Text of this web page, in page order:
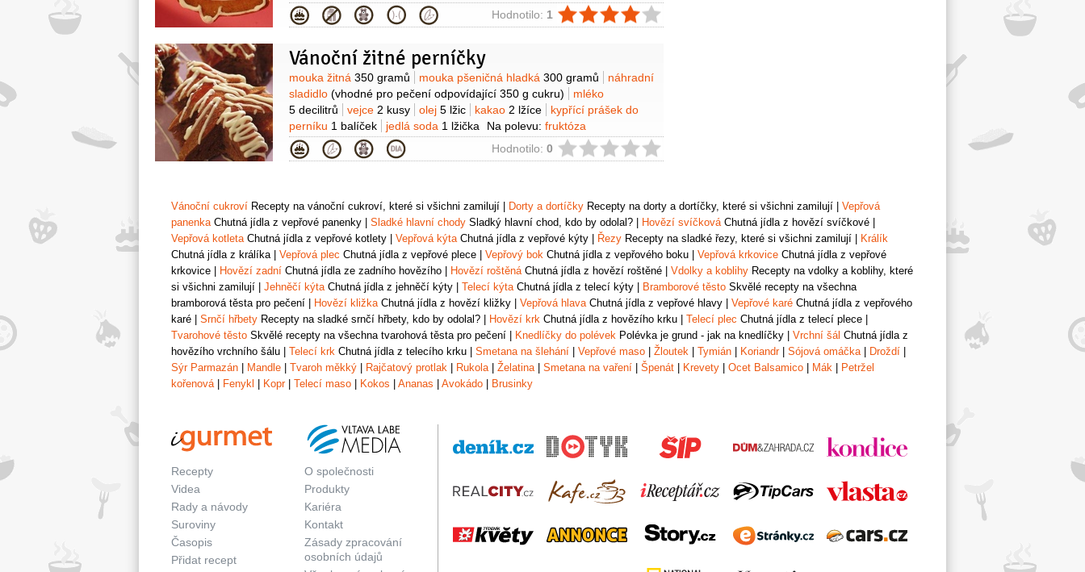
1 kus
šťáva citronová 1 lžička
Kategorie Hodnotilo: 1
Vánoční žitné perníčky
Suroviny
mouka žitná 350 gramů mouka pšeničná hladká 300 gramů
náhradní
sladidlo (vhodné pro pečení odpovídající 350 g cukru)
mléko
5 decilitrů
vejce 2 kusy olej 5 lžic kakao 2 lžíce
kypřící prášek do
perníku 1 balíček jedlá soda 1 lžička Na polevu: fruktóza
180 gramů
bílek 1 kus šťáva citronová 1 lžička
Kategorie Hodnotilo: 0
Vánoční cukroví Recepty na vánoční cukroví, které si všichni zamilují Dorty a dortíčky Recepty na dorty a dortíčky, které si všichni zamilují
Vepřová
panenka Chutná jídla z vepřové panenky Sladké hlavní chody Sladký hlavní chod, kdo by odolal? Hovězí svíčková Chutná jídla z hovězí svíčkové
Vepřová kotleta Chutná jídla z vepřové kotlety Vepřová kýta Chutná jídla z vepřové kýty Řezy Recepty na sladké řezy, které si všichni zamilují
Králík
Chutná jídla z králíka
Vepřová plec Chutná jídla z vepřové plece Vepřový bok Chutná jídla z vepřového boku Vepřová krkovice Chutná jídla z vepřové
krkovice
Hovězí zadní Chutná jídla ze zadního hovězího Hovězí roštěná Chutná jídla z hovězí roštěné Vdolky a koblihy Recepty na vdolky a koblihy, které
si všichni zamilují
Jehněčí kýta Chutná jídla z jehněčí kýty Telecí kýta Chutná jídla z telecí kýty Bramborové těsto Skvělé recepty na všechna
bramborová těsta pro pečení
Hovězí kližka Chutná jídla z hovězí kližky Vepřová hlava Chutná jídla z vepřové hlavy Vepřové karé Chutná jídla z vepřového
karé
Srnčí hřbety Recepty na sladké srnčí hřbety, kdo by odolal? Hovězí krk Chutná jídla z hovězího krku Telecí plec Chutná jídla z telecí plece
Tvarohové těsto Skvělé recepty na všechna tvarohová těsta pro pečení Knedlíčky do polévek Polévka je grund - jak na knedlíčky Vrchní šál Chutná jídla z
hovězího vrchního šálu
Telecí krk Chutná jídla z telecího krku Smetana na šlehání Vepřové maso Žloutek Tymián Koriandr| Sójová omáčka Droždí
Sýr Parmazán
Mandle Tvaroh měkký Rajčatový protlak Rukola Želatina Smetana na vaření Špenát Krevety Ocet Balsamico Mák
Petržel
kořenová
Fenykl Kopr| Telecí maso Kokos Ananas Avokádo Brusinky
Recepty
Videa
Rady a návody
Suroviny
Časopis
Přidat recept
O společnosti
Produkty
Kariéra
Kontakt
Zásady zpracování
osobních údajů